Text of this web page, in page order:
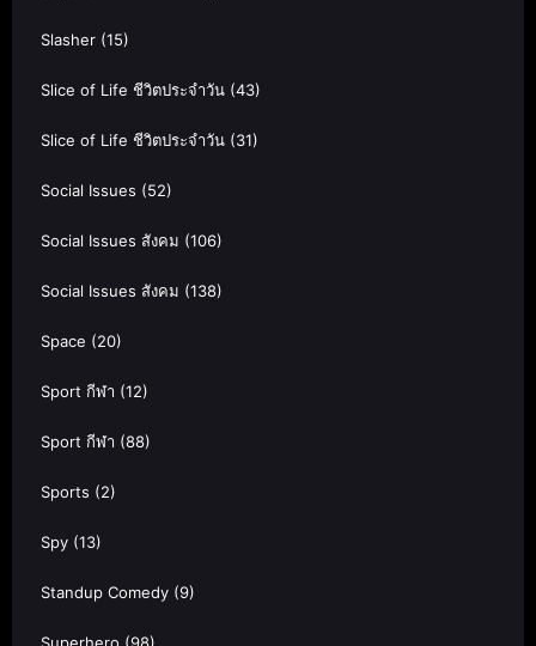
Slasher (15)
Slice of Life ชีวิตประจำวัน (43)
Slice of Life ชีวิตประจำวัน (31)
Social Issues (52)
Social Issues สังคม (106)
Social Issues สังคม (138)
Space (20)
Sport กีฬา (12)
Sport กีฬา (88)
Sports (2)
Spy (13)
Standup Comedy (9)